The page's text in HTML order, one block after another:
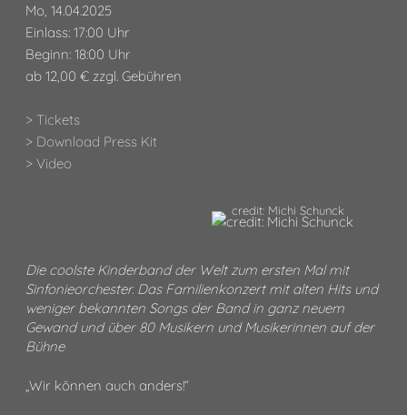
Mo, 14.04.2025
Einlass: 17:00 Uhr
Beginn: 18:00 Uhr
ab 12,00 € zzgl. Gebühren
> Tickets
> Download Press Kit
> Video
credit: Michi Schunck
Die coolste Kinderband der Welt zum ersten Mal mit
Sinfonieorchester. Das Familienkonzert mit alten Hits und
weniger bekannten Songs der Band in ganz neuem
Gewand und über 80 Musikern und Musikerinnen auf der
Bühne
„Wir können auch anders!“